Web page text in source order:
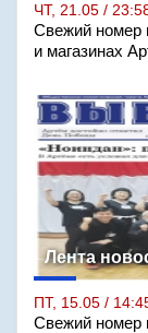
ЧТ, 21.05 /
Свежий номер
и магазинах
Лента
ПТ, 15.05 /
Свежий номер